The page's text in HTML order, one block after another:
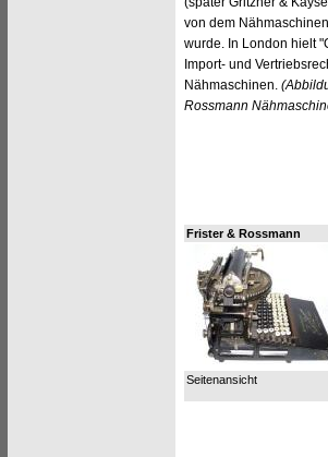
von dem
wurde. In London hielt
Import- und
Nähmaschinen.
Rossmann
Frister & Rossmann
Seitenansicht